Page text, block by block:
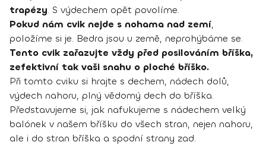
trapézy. S výdechem opět povolíme.
Pokud nám cvik nejde s nohama nad zemí,
položíme si je. Bedra jsou u země, neprohýbáme se.
Tento cvik zařazujte vždy před posilováním bříška,
zefektivní tak vaši snahu o ploché bříško.
Při tomto cviku si hrajte s dechem, nádech dolů,
výdech nahoru, plný vědomý dech do bříška.
Představujeme si, jak nafukujeme s nádechem velký
balónek v našem bříšku do všech stran, nejen nahoru,
ale i do stran bříška a spodní strany zad.